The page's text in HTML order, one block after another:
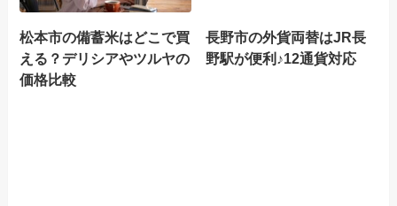
松本市の備蓄米はどこで買
える？デリシアやツルヤの
価格比較
長野市の外貨両替はJR長
野駅が便利♪12通貨対応